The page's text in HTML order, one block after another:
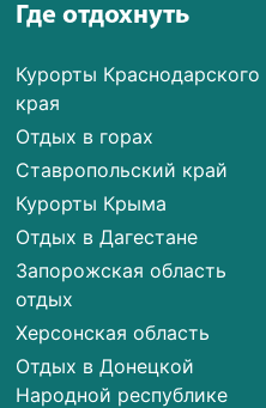
Где отдохнуть
Курорты Краснодарского
края
Отдых в горах
Ставропольский край
Курорты Крыма
Отдых в Дагестане
Запорожская область
отдых
Херсонская область
Отдых в Донецкой
Народной республике